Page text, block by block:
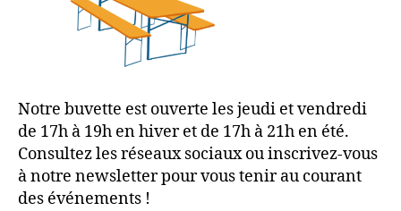
Notre buvette est ouverte les jeudi et vendredi
de 17h à 19h en hiver et de 17h à 21h en été.
Consultez les réseaux sociaux ou inscrivez-vous
à notre newsletter pour vous tenir au courant
des événements !